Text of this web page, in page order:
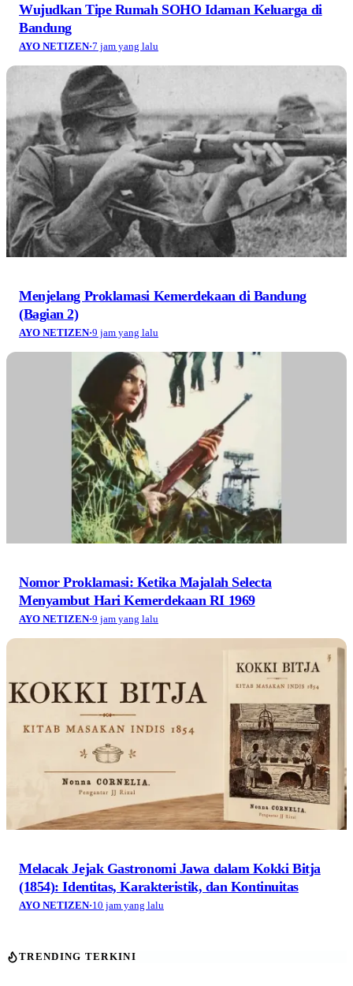
Wujudkan Tipe Rumah SOHO Idaman Keluarga di
Bandung
AYO NETIZEN·7 jam yang lalu
Menjelang Proklamasi Kemerdekaan di Bandung
(Bagian 2)
AYO NETIZEN·9 jam yang lalu
Nomor Proklamasi: Ketika Majalah Selecta
Menyambut Hari Kemerdekaan RI 1969
AYO NETIZEN·9 jam yang lalu
Melacak Jejak Gastronomi Jawa dalam Kokki Bitja
(1854): Identitas, Karakteristik, dan Kontinuitas
AYO NETIZEN·10 jam yang lalu
TRENDING TERKINI